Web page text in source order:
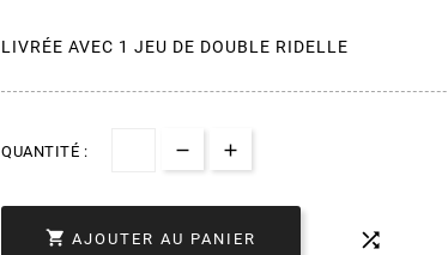
LIVRÉE AVEC 1 JEU DE DOUBLE RIDELLE
QUANTITÉ :
 AJOUTER AU PANIER 